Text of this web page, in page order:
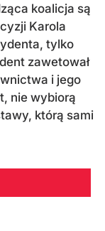
koalicja są
Karola
tylko
zawetował
i jego
nie wybiorą
którą sami